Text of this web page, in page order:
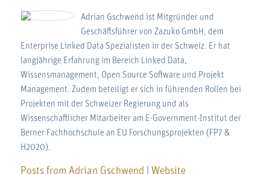
Adrian Gschwend ist Mitgründer und
Geschäftsführer von Zazuko GmbH, dem
Enterprise Linked Data Spezialisten in der Schweiz. Er hat
langjährige Erfahrung im Bereich Linked Data,
Wissensmanagement, Open Source Software und Projekt
Management. Zudem beteiligt er sich in führenden Rollen bei
Projekten mit der Schweizer Regierung und als
Wissenschaftlicher Mitarbeiter am E-Government-Institut der
Berner Fachhochschule an EU Forschungsprojekten (FP7 &
H2020).
Posts from Adrian Gschwend Website